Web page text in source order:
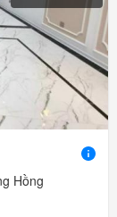
Hồng